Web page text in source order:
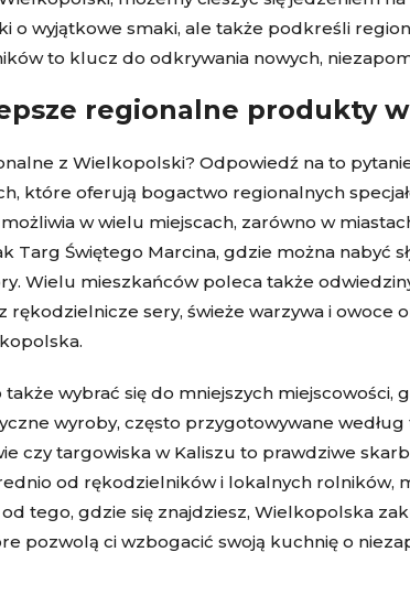
o wyjątkowe smaki, ale także podkreśli
to klucz do odkrywania nowych,
regionalne produkty
z Wielkopolski? Odpowiedź na to
które oferują bogactwo regionalnych
w wielu miejscach, zarówno w
Targ Świętego Marcina, gdzie można nabyć
Wielu mieszkańców poleca także
rękodzielnicze sery, świeże warzywa i owoce
wybrać się do mniejszych
wyroby, często przygotowywane
czy targowiska w Kaliszu to prawdziwe
od rękodzielników i lokalnych rolników,
od tego, gdzie się znajdziesz, Wielkopolska
pozwolą ci wzbogacić swoją kuchnię o